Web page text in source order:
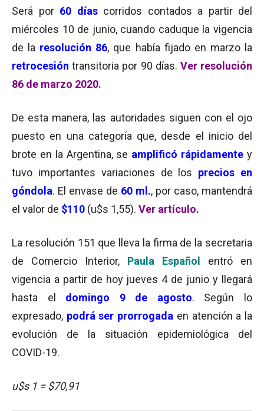
Será por 60 díascorridos contados a partir del
miércoles 10 de junio, cuando caduque la vigencia
de la resolución 86, que había fijado en marzo la
retrocesión transitoria por 90 días. Ver resolución
86 de marzo 2020.
De esta manera, las autoridades siguen con el ojo
puesto en una categoría que, desde el inicio del
brote en la Argentina, se amplificó rápidamente y
tuvo importantes variaciones de los precios en
góndola. El envase de 60 ml., por caso, mantendrá
el valor de $110 (u$s 1,55). Ver artículo.
La resolución 151 que lleva la firma de la secretaria
de Comercio Interior, Paula Español
entró en
vigencia a partir de hoy jueves 4 de junio y llegará
hasta el domingo 9 de agosto. Según lo
expresado, podrá ser prorrogada en atención a la
evolución de la situación epidemiológica del
COVID-19.
u$s 1 = $70,91